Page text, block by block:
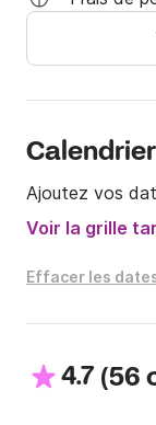
- Sorrento-
À bord du
golfe de
Calendrier
Ajoutez vos
Voir la grille
Effacer les
4.7 (56